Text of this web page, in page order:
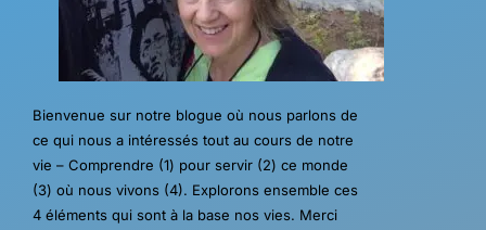
Bienvenue sur notre blogue où nous parlons de
ce qui nous a intéressés tout au cours de notre
vie – Comprendre (1) pour servir (2) ce monde
(3) où nous vivons (4). Explorons ensemble ces
4 éléments qui sont à la base nos vies. Merci